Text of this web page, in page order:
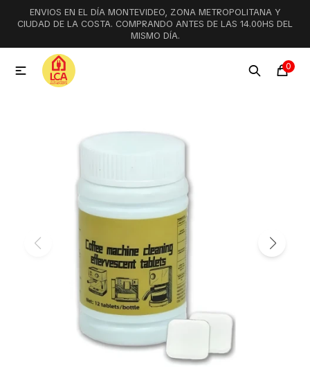
ENVIOS EN EL DÍA MONTEVIDEO, ZONA METROPOLITANA Y
CIUDAD DE LA COSTA. COMPRANDO ANTES DE LAS 14.00HS DEL
MISMO DÍA.
0

MI CUENTA
Menú
Lavadoras y lavavajillas
Refrigeración
Pequeños electrodomésticos